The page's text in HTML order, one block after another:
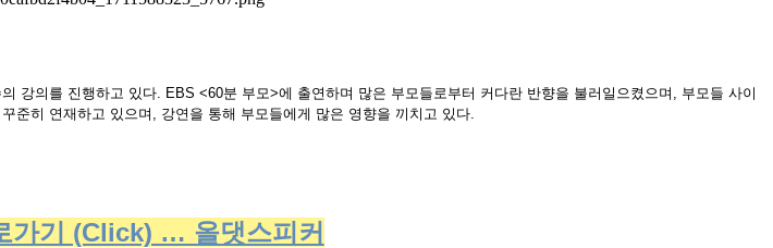
강의를 진행하고 있다. EBS <60분 부모>에 출연하며 많은 부모들로부터 커다란 반향을 불러일으켰으며, 부모들 사이
준히 연재하고 있으며, 강연을 통해 부모들에게 많은 영향을 끼치고 있다.
가기 (Click) … 올댓스피커